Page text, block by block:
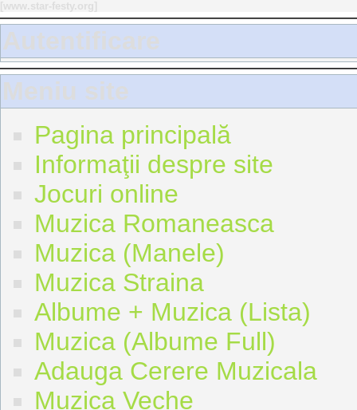
Autentificare
Meniu site
Pagina principală
Informaţii despre site
Jocuri online
Muzica Romaneasca
Muzica (Manele)
Muzica Straina
Albume + Muzica (Lista)
Muzica (Albume Full)
Adauga Cerere Muzicala
Muzica Veche